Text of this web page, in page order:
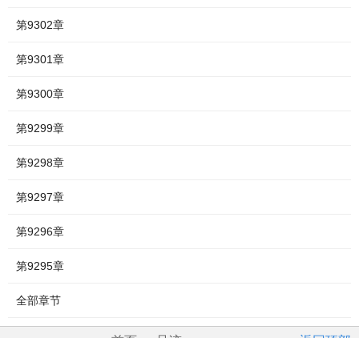
第9302章
第9301章
第9300章
第9299章
第9298章
第9297章
第9296章
第9295章
全部章节